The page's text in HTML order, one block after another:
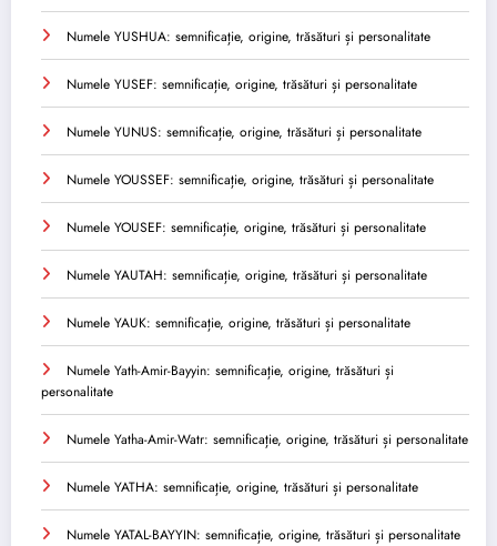
Numele YUSHUA: semnificație, origine, trăsături și personalitate
Numele YUSEF: semnificație, origine, trăsături și personalitate
Numele YUNUS: semnificație, origine, trăsături și personalitate
Numele YOUSSEF: semnificație, origine, trăsături și personalitate
Numele YOUSEF: semnificație, origine, trăsături și personalitate
Numele YAUTAH: semnificație, origine, trăsături și personalitate
Numele YAUK: semnificație, origine, trăsături și personalitate
Numele Yath-Amir-Bayyin: semnificație, origine, trăsături și
personalitate
Numele Yatha-Amir-Watr: semnificație, origine, trăsături și personalitate
Numele YATHA: semnificație, origine, trăsături și personalitate
Numele YATAL-BAYYIN: semnificație, origine, trăsături și personalitate